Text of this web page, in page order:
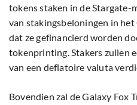
tokens staken in de Stargate-
van stakingsbeloningen in
dat ze gefinancierd worden
tokenprinting. Stakers zullen
van een deflatoire valuta
Bovendien zal de Galaxy Fox